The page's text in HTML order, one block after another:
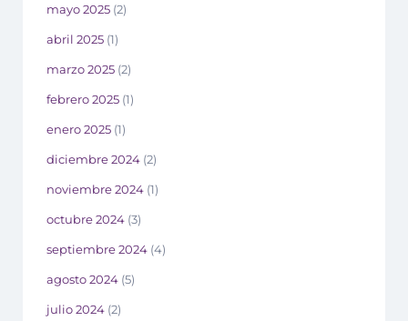
mayo 2025 (2)
abril 2025 (1)
marzo 2025 (2)
febrero 2025 (1)
enero 2025 (1)
diciembre 2024 (2)
noviembre 2024 (1)
octubre 2024 (3)
septiembre 2024 (4)
agosto 2024 (5)
julio 2024 (2)